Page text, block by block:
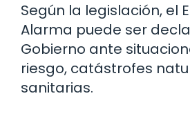
Según la legislación, el
Alarma puede ser
Gobierno ante
riesgo, catástrofes
sanitarias.